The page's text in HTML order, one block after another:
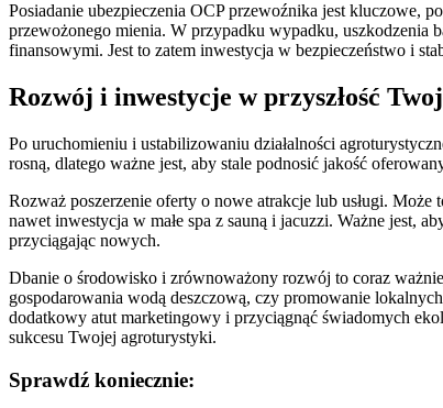
Posiadanie ubezpieczenia OCP przewoźnika jest kluczowe,
przewożonego mienia. W przypadku wypadku, uszkodzenia
finansowymi. Jest to zatem inwestycja w bezpieczeństwo i
Rozwój i inwestycje w przyszłość
Po uruchomieniu i ustabilizowaniu działalności
rosną, dlatego ważne jest, aby stale podnosić jakość
Rozważ poszerzenie oferty o nowe atrakcje lub usługi.
nawet inwestycja w małe spa z sauną i jacuzzi. Ważne jest,
przyciągając nowych.
Dbanie o środowisko i zrównoważony rozwój to coraz
gospodarowania wodą deszczową, czy promowanie
dodatkowy atut marketingowy i przyciągnąć świadomych
sukcesu Twojej agroturystyki.
Sprawdź koniecznie: